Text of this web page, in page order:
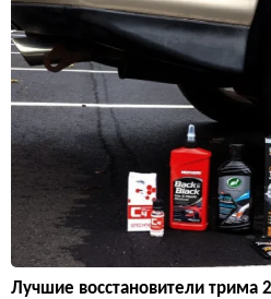
Лучшие восстановители трима